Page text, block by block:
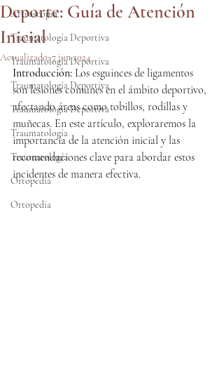
Artroscopia
Traumatología Deportiva
Traumatología Deportiva
Traumatología Deportiva
Traumatología Deportiva
Traumatología
Traumatología
Ortopedia
Ortopedia
Deporte: Guía de Atención
Inicial
Actualizado:7 jun 2024
Introducción: Los esguinces de ligamentos
son lesiones comunes en el ámbito deportivo,
afectando áreas como tobillos, rodillas y
muñecas. En este artículo, exploraremos la
importancia de la atención inicial y las
recomendaciones clave para abordar estos
incidentes de manera efectiva.